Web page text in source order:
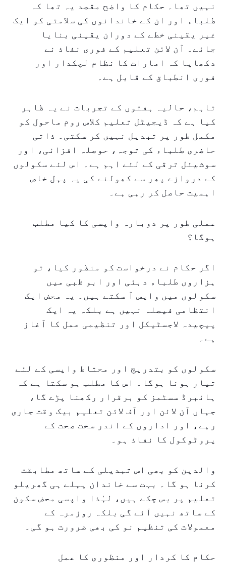
نہیں تھا۔ حکام کا واضح مقصد یہ تھا کہ
طلباء اور ان کے خاندانوں کی سلامتی کو ایک
غیر یقینی خطے کے دوران یقینی بنایا
جائے۔ آن لائن تعلیم کے فوری نفاذ نے
دکھایا کہ امارات کا نظام لچکدار اور
فوری انطباق کے قابل ہے۔
تاہم، حالیہ ہفتوں کے تجربات نے یہ ظاہر
کیا ہے کہ ڈیجیٹل تعلیم کلاس روم ماحول کو
مکمل طور پر تبدیل نہیں کر سکتی۔ ذاتی
حاضری طلباء کی توجہ، حوصلہ افزائی، اور
سوشیئل ترقی کے لئے اہم ہے۔ اس لئے سکولوں
کے دروازے پھر سے کھولنے کی یہ پہل خاص
اہمیت حاصل کر رہی ہے۔
عملی طور پر دوبارہ واپسی کا کیا مطلب
ہوگا؟
اگر حکام نے درخواست کو منظور کیا، تو
ہزاروں طلباء دبئی اور ابو ظبی میں
سکولوں میں واپس آ سکتے ہیں۔ یہ محض ایک
انتظامی فیصلہ نہیں ہے بلکہ یہ ایک
پیچیدہ لاجسٹیکل اور تنظیمی عمل کا آغاز
ہے۔
سکولوں کو بتدریج اور محتاط واپسی کے لئے
تیار ہونا ہوگا۔ اس کا مطلب ہو سکتا ہے کہ
ہائبرڈ سسٹمز کو برقرار رکھنا پڑے گا،
جہاں آن لائن اور آف لائن تعلیم بیک وقت جاری
رہے، اور اداروں کے اندر سخت صحت کے
پروٹوکول کا نفاذ ہو۔
والدین کو بھی اس تبدیلی کے ساتھ مطابقت
کرنا ہو گا۔ بہت سے خاندان پہلے ہی گھریلو
تعلیم پر بس چکے ہیں، لہٰذا واپسی محض سکون
کے ساتھ نہیں آئے گی بلکہ روزمرہ کے
معمولات کی تنظیم نو کی بھی ضرورت ہو گی۔
حکام کا کردار اور منظوری کا عمل